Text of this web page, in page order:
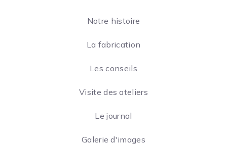
Notre histoire
La fabrication
Les conseils
Visite des ateliers
Le journal
Galerie d'images